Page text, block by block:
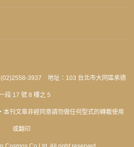
3937 地址：103 台北市大同區承德
段 17 號 8 樓之 5
刊文章非經同意請勿做任何型式的轉載使用
或翻印